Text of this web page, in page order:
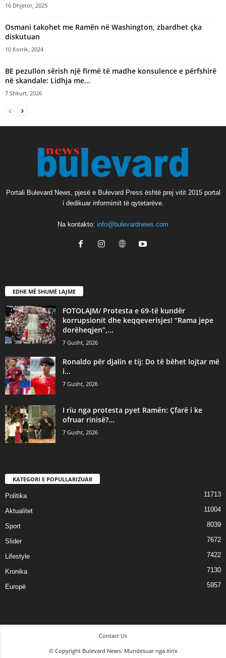
16 Dhjetor, 2025
Osmani takohet me Ramën në Washington, zbardhet çka
diskutuan
10 Korrik, 2024
BE pezullon sërish një firmë të madhe konsulence e përfshirë
në skandale: Lidhja me...
7 Shkurt, 2026
Portali Bulevard News, pjesë e Bulevard Press është prej vitit 2015 portal
i dedikuar informimit të qytetarëve.
Na kontakto: info@bulevardnews.com
EDHE MË SHUMË LAJME
FOTOLAJM/ Protesta e 69-të kundër
korrupsionit dhe keqqeverisjes! “Rama jepe
dorëheqjen”,...
7 Gusht, 2026
Ronaldo për djalin e tij: Do të bëhet lojtar më
i...
7 Gusht, 2026
I riu nga protesta pyet Ramën: Çfarë i ke
ofruar rinisë?...
7 Gusht, 2026
KATEGORI E POPULLARIZUAR
Politika 11713
Aktualitet 11004
Sport 8039
Slider 7672
Lifestyle 7422
Kronika 7130
Europë 5957
Contact Us
© Copyright Bulevard News. Mundesuar nga Ilirix